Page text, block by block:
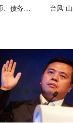
“印钞还债”能拯救中国经济吗？——一场关于货币、债务与改革路径的深度辨析 台风“